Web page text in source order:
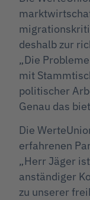
deshalb zur
„Die
mit
politischer
Genau das
Die
erfahrenen
„Herr Jäger
anständiger
zu unserer